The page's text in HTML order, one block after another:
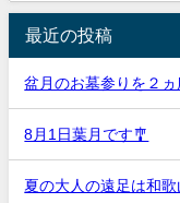
最近の投稿
盆月のお墓参りを２
8月1日葉月です🎐
夏の大人の遠足は和